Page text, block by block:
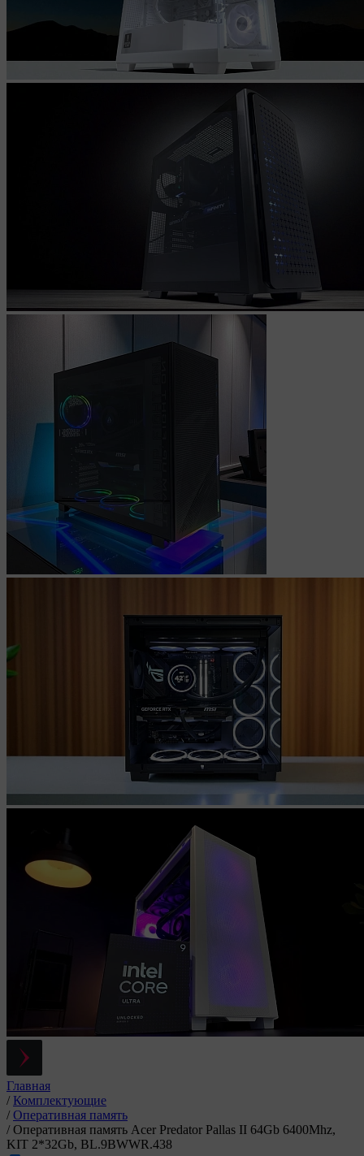
Главная
/ Комплектующие
/ Оперативная память
/ Оперативная память Acer Predator Pallas II 64Gb 6400Mhz,
KIT 2*32Gb, BL.9BWWR.438